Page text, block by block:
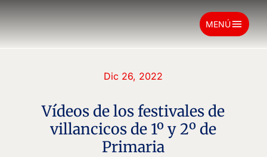
MENÚmenu
Dic 26, 2022
Vídeos de los festivales de
villancicos de 1º y 2º de
Primaria